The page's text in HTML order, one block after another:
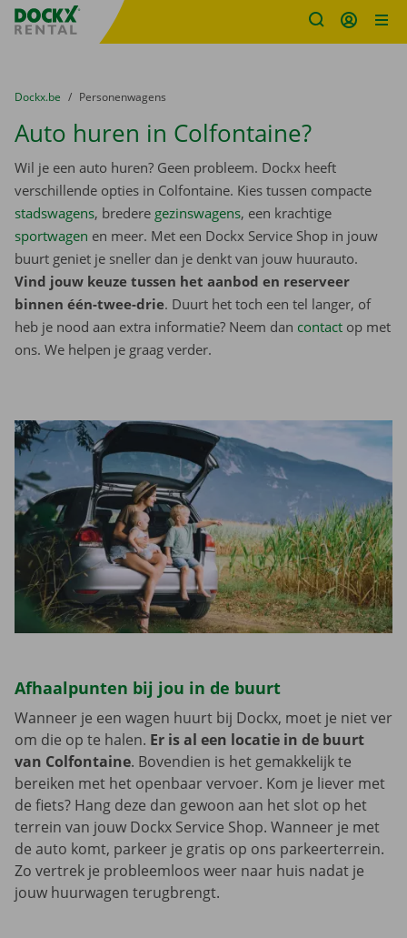
Fratello DEMO
U bevindt zich hier:
van
Dockx.be naar
Personenwagens
Auto huren in Colfontaine?
Wil je een auto huren? Geen probleem. Dockx heeft
verschillende opties in Colfontaine. Kies tussen compacte
stadswagens, bredere gezinswagens, een krachtige
sportwagen en meer. Met een Dockx Service Shop in jouw
buurt geniet je sneller dan je denkt van jouw huurauto.
Vind jouw keuze tussen het aanbod en reserveer
binnen één-twee-drie. Duurt het toch een tel langer, of
heb je nood aan extra informatie? Neem dan contact op met
ons. We helpen je graag verder.
Afhaalpunten bij jou in de buurt
Wanneer je een wagen huurt bij Dockx, moet je niet ver
om die op te halen. Er is al een locatie in de buurt
van Colfontaine. Bovendien is het gemakkelijk te
bereiken met het openbaar vervoer. Kom je liever met
de fiets? Hang deze dan gewoon aan het slot op het
terrein van jouw Dockx Service Shop. Wanneer je met
de auto komt, parkeer je gratis op ons parkeerterrein.
Zo vertrek je probleemloos weer naar huis nadat je
jouw huurwagen terugbrengt.